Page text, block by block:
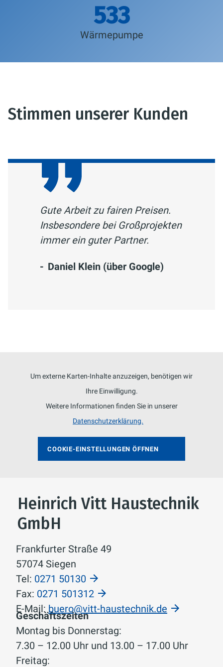
595
Wärmepumpe
Stimmen unserer Kunden
Gute Arbeit zu fairen Preisen.
Insbesondere bei Großprojekten
immer ein guter Partner.
Daniel Klein (über Google)
Um externe Karten-Inhalte anzuzeigen, benötigen wir
Ihre Einwilligung.
Weitere Informationen finden Sie in unserer
Datenschutzerklärung.
COOKIE-EINSTELLUNGEN ÖFFNEN
Heinrich Vitt Haustechnik
GmbH
Frankfurter Straße 49
57074 Siegen
Tel: 0271 50130
Fax: 0271 501312
E-Mail: buero@vitt-haustechnik.de
Geschäftszeiten
Montag bis Donnerstag:
7.30 – 12.00 Uhr und 13.00 – 17.00 Uhr
Freitag: